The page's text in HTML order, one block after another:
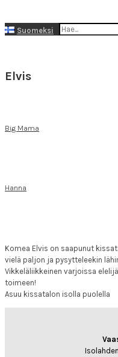
Suomeksi
Elvis
Big Mama
Hanna
Komea Elvis on saapunut
vielä paljon ja pysytteleekin
Vikkeläliikkeinen varjoissa
toimeen!
Asuu kissatalon isolla puolella